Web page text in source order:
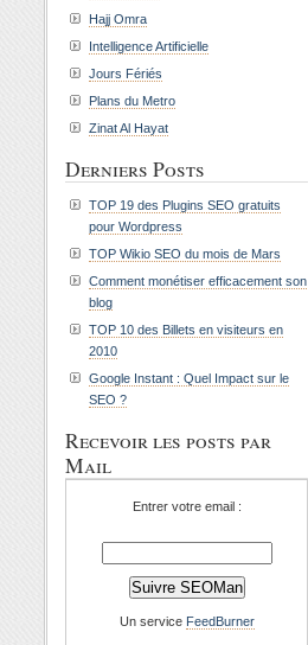
Hajj Omra
Intelligence Artificielle
Jours Fériés
Plans du Metro
Zinat Al Hayat
Derniers Posts
TOP 19 des Plugins SEO gratuits
pour Wordpress
TOP Wikio SEO du mois de Mars
Comment monétiser efficacement son
blog
TOP 10 des Billets en visiteurs en
2010
Google Instant : Quel Impact sur le
SEO ?
Recevoir les posts par
Mail
Entrer votre email :
Un service FeedBurner